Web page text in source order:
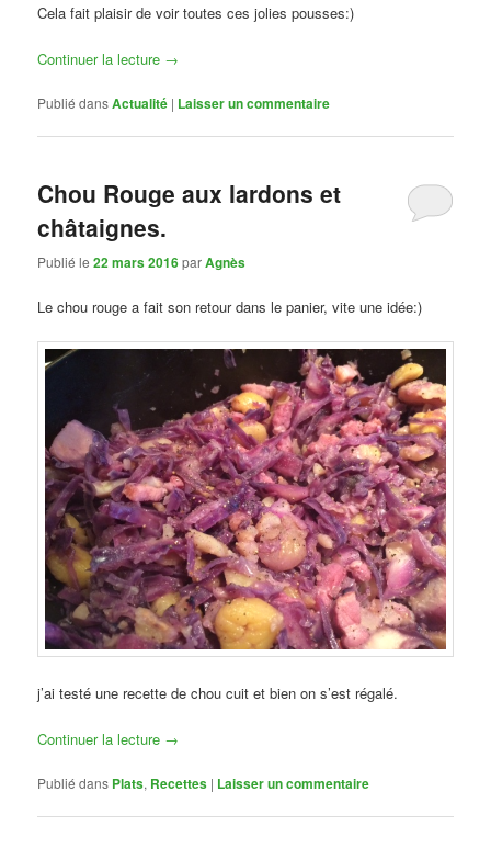
Cela fait plaisir de voir toutes ces jolies pousses:)
Continuer la lecture →
Publié dansActualité | Laisser un commentaire
Chou Rouge aux lardons et
châtaignes.
Publié le22 mars 2016parAgnès
Le chou rouge a fait son retour dans le panier, vite une idée:)
j’ai testé une recette de chou cuit et bien on s’est régalé.
Continuer la lecture →
Publié dans Plats, Recettes | Laisser un commentaire